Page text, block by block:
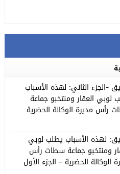
-الجزء الثاني: لهذه الأسباب
لوبي العقار ومنتخبو جماعة
رأس مديرة الوكالة الحضرية
لهذه الأسباب يطلب لوبي
ومنتخبو جماعة سطات رأس
الوكالة الحضرية – الجزء الأول